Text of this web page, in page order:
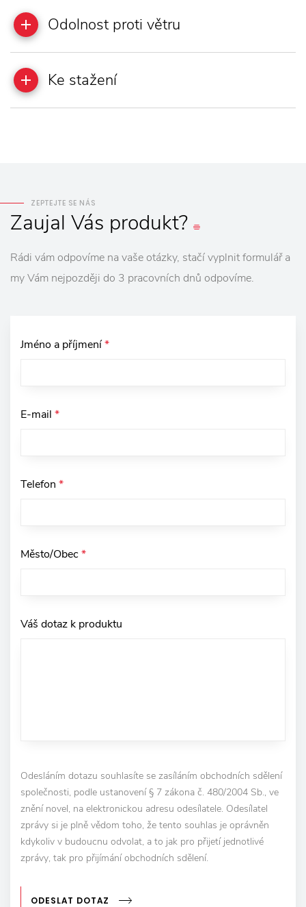
Odolnost proti větru
Ke stažení
ZEPTEJTE SE NÁS
Zaujal Vás produkt?
Rádi vám odpovíme na vaše otázky, stačí vyplnit formulář a
my Vám nejpozději do 3 pracovních dnů odpovíme.
Jméno a příjmení*
E-mail *
Telefon *
Město/Obec*
Váš dotaz k produktu
Odesláním dotazu souhlasíte se zasíláním obchodních sdělení
společnosti, podle ustanovení § 7 zákona č. 480/2004 Sb., ve
znění novel, na elektronickou adresu odesílatele. Odesílatel
zprávy si je plně vědom toho, že tento souhlas je oprávněn
kdykoliv v budoucnu odvolat, a to jak pro přijetí jednotlivé
zprávy, tak pro přijímání obchodních sdělení.
ODESLAT DOTAZ